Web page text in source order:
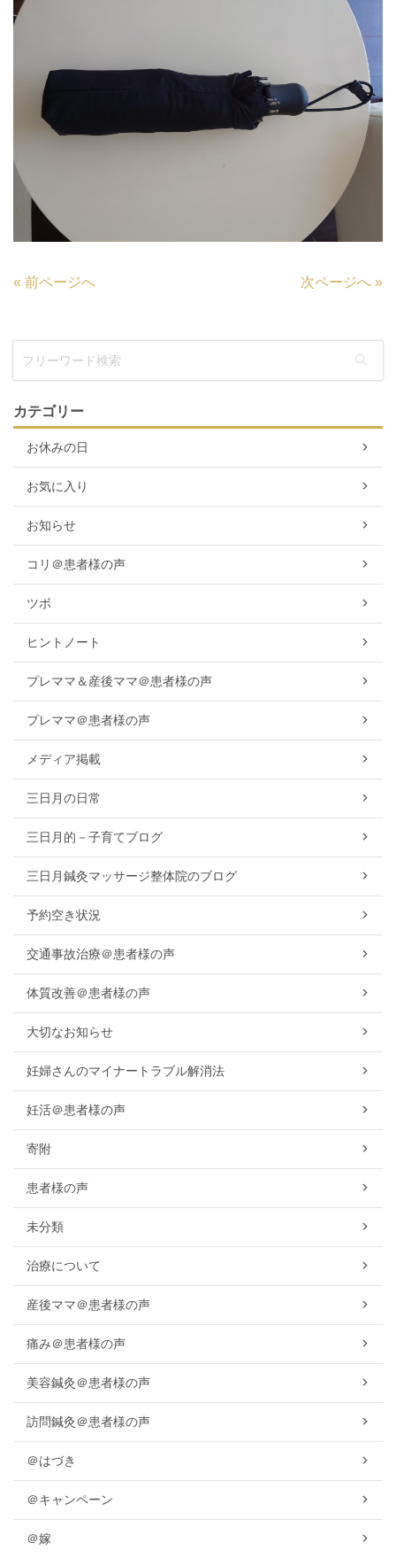
« 前ページへ 次ページへ »
カテゴリー
お休みの日
お気に入り
お知らせ
コリ＠患者様の声
ツボ
ヒントノート
プレママ＆産後ママ＠患者様の声
プレママ＠患者様の声
メディア掲載
三日月の日常
三日月的－子育てブログ
三日月鍼灸マッサージ整体院のブログ
予約空き状況
交通事故治療＠患者様の声
体質改善＠患者様の声
大切なお知らせ
妊婦さんのマイナートラブル解消法
妊活＠患者様の声
寄附
患者様の声
未分類
治療について
産後ママ＠患者様の声
痛み＠患者様の声
美容鍼灸＠患者様の声
訪問鍼灸＠患者様の声
＠はづき
＠キャンペーン
＠嫁